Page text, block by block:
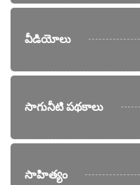
వీడియోలు
సాగునీటి పథకాలు
సాహిత్యం